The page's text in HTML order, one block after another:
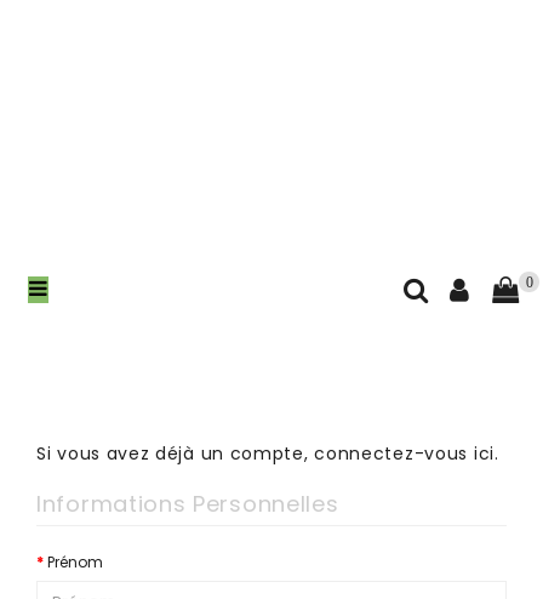
0
Si vous avez déjà un compte, connectez-vous ici.
Informations Personnelles
Prénom